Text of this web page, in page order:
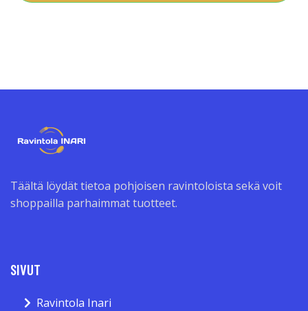
Täältä löydät tietoa pohjoisen ravintoloista sekä voit
shoppailla parhaimmat tuotteet.
SIVUT
Ravintola Inari